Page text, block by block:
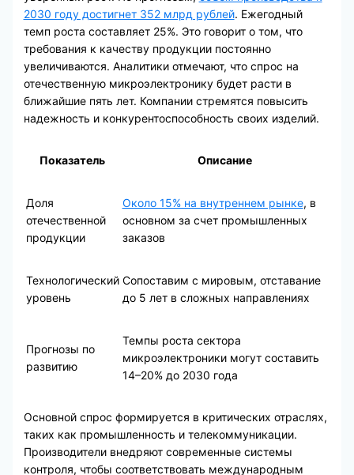
2030 году достигнет 352 млрд рублей. Ежегодный
темп роста составляет 25%. Это говорит о том, что
требования к качеству продукции постоянно
увеличиваются. Аналитики отмечают, что спрос на
отечественную микроэлектронику будет расти в
ближайшие пять лет. Компании стремятся повысить
надежность и конкурентоспособность своих изделий.
Показатель Описание
Доля
отечественной
продукции
Около 15% на внутреннем рынке, в
основном за счет промышленных
заказов
Технологический
уровень
Сопоставим с мировым, отставание
до 5 лет в сложных направлениях
Прогнозы по
развитию
Темпы роста сектора
микроэлектроники могут составить
14–20% до 2030 года
Основной спрос формируется в критических отраслях,
таких как промышленность и телекоммуникации.
Производители внедряют современные системы
контроля, чтобы соответствовать международным